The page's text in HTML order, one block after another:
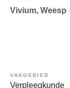
Vivium, Weesp
VAKGEBIED
Verpleegkunde